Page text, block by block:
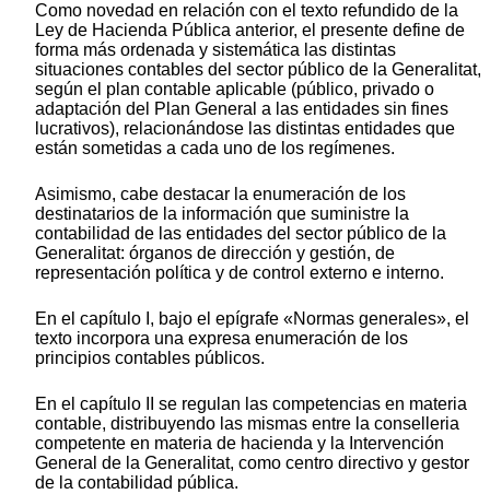
Como novedad en relación con el texto refundido de la
Ley de Hacienda Pública anterior, el presente define de
forma más ordenada y sistemática las distintas
situaciones contables del sector público de la Generalitat,
según el plan contable aplicable (público, privado o
adaptación del Plan General a las entidades sin fines
lucrativos), relacionándose las distintas entidades que
están sometidas a cada uno de los regímenes.
Asimismo, cabe destacar la enumeración de los
destinatarios de la información que suministre la
contabilidad de las entidades del sector público de la
Generalitat: órganos de dirección y gestión, de
representación política y de control externo e interno.
En el capítulo I, bajo el epígrafe «Normas generales», el
texto incorpora una expresa enumeración de los
principios contables públicos.
En el capítulo II se regulan las competencias en materia
contable, distribuyendo las mismas entre la conselleria
competente en materia de hacienda y la Intervención
General de la Generalitat, como centro directivo y gestor
de la contabilidad pública.